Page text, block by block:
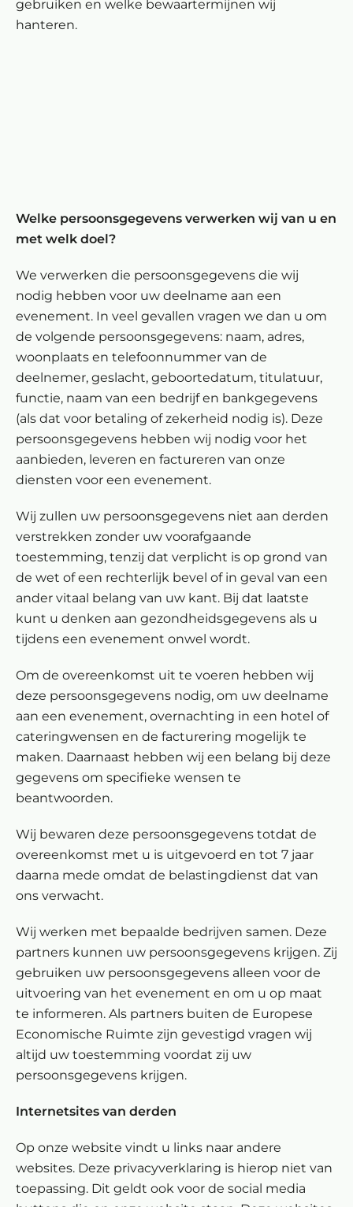
gebruiken en welke bewaartermijnen wij
hanteren.
Welke persoonsgegevens verwerken wij van u en
met welk doel?
We verwerken die persoonsgegevens die wij
nodig hebben voor uw deelname aan een
evenement. In veel gevallen vragen we dan u om
de volgende persoonsgegevens: naam, adres,
woonplaats en telefoonnummer van de
deelnemer, geslacht, geboortedatum, titulatuur,
functie, naam van een bedrijf en bankgegevens
(als dat voor betaling of zekerheid nodig is). Deze
persoonsgegevens hebben wij nodig voor het
aanbieden, leveren en factureren van onze
diensten voor een evenement.
Wij zullen uw persoonsgegevens niet aan derden
verstrekken zonder uw voorafgaande
toestemming, tenzij dat verplicht is op grond van
de wet of een rechterlijk bevel of in geval van een
ander vitaal belang van uw kant. Bij dat laatste
kunt u denken aan gezondheidsgegevens als u
tijdens een evenement onwel wordt.
Om de overeenkomst uit te voeren hebben wij
deze persoonsgegevens nodig, om uw deelname
aan een evenement, overnachting in een hotel of
cateringwensen en de facturering mogelijk te
maken. Daarnaast hebben wij een belang bij deze
gegevens om specifieke wensen te
beantwoorden.
Wij bewaren deze persoonsgegevens totdat de
overeenkomst met u is uitgevoerd en tot 7 jaar
daarna mede omdat de belastingdienst dat van
ons verwacht.
Wij werken met bepaalde bedrijven samen. Deze
partners kunnen uw persoonsgegevens krijgen. Zij
gebruiken uw persoonsgegevens alleen voor de
uitvoering van het evenement en om u op maat
te informeren. Als partners buiten de Europese
Economische Ruimte zijn gevestigd vragen wij
altijd uw toestemming voordat zij uw
persoonsgegevens krijgen.
Internetsites van derden
Op onze website vindt u links naar andere
websites. Deze privacyverklaring is hierop niet van
toepassing. Dit geldt ook voor de social media